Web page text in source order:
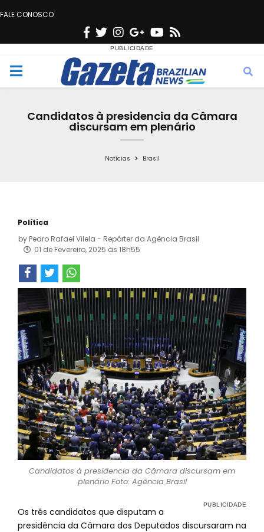
FALE CONOSCO
F
c
e
o
T
w
i
t
e
n
s
t
g
r
a
G
o
o
g
e
Y
u
t
b
s
M
Candidatos à presidencia da Câmara
discursam em plenário
Notícias Brasil
Política
by Pedro Rafael Vilela - Repórter da Agência Brasil
01 de Fevereiro, 2025 às 18h55
Candidatos à presidencia da Câmara discursam em
plenário Foto: Agência Brasil
Os três candidatos que disputam a
presidência da Câmara dos Deputados discursaram na